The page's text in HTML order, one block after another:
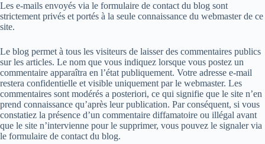
Les e-mails envoyés via le formulaire de contact du blog sont
strictement privés et portés à la seule connaissance du webmaster de ce
site.
Le blog permet à tous les visiteurs de laisser des commentaires publics
sur les articles. Le nom que vous indiquez lorsque vous postez un
commentaire apparaîtra en l’état publiquement. Votre adresse e-mail
restera confidentielle et visible uniquement par le webmaster. Les
commentaires sont modérés a posteriori, ce qui signifie que le site n’en
prend connaissance qu’après leur publication. Par conséquent, si vous
constatiez la présence d’un commentaire diffamatoire ou illégal avant
que le site n’intervienne pour le supprimer, vous pouvez le signaler via
le formulaire de contact du blog.